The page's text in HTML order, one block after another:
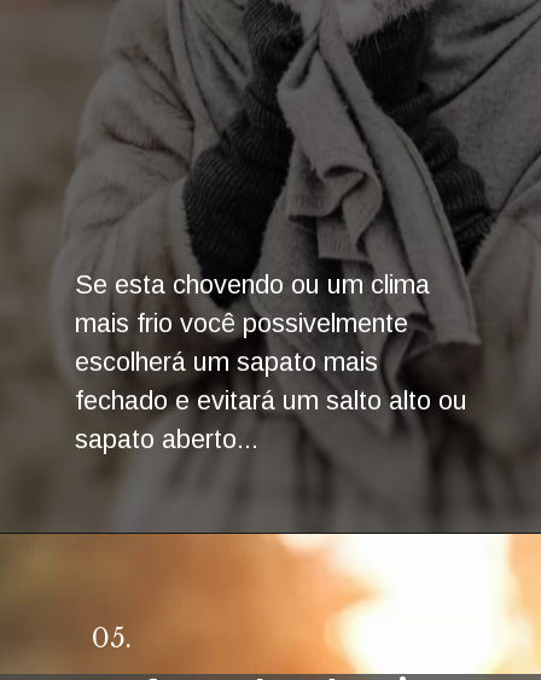
Se esta chovendo ou um clima
mais frio você possivelmente
escolherá um sapato mais
fechado e evitará um salto alto ou
sapato aberto...
05.